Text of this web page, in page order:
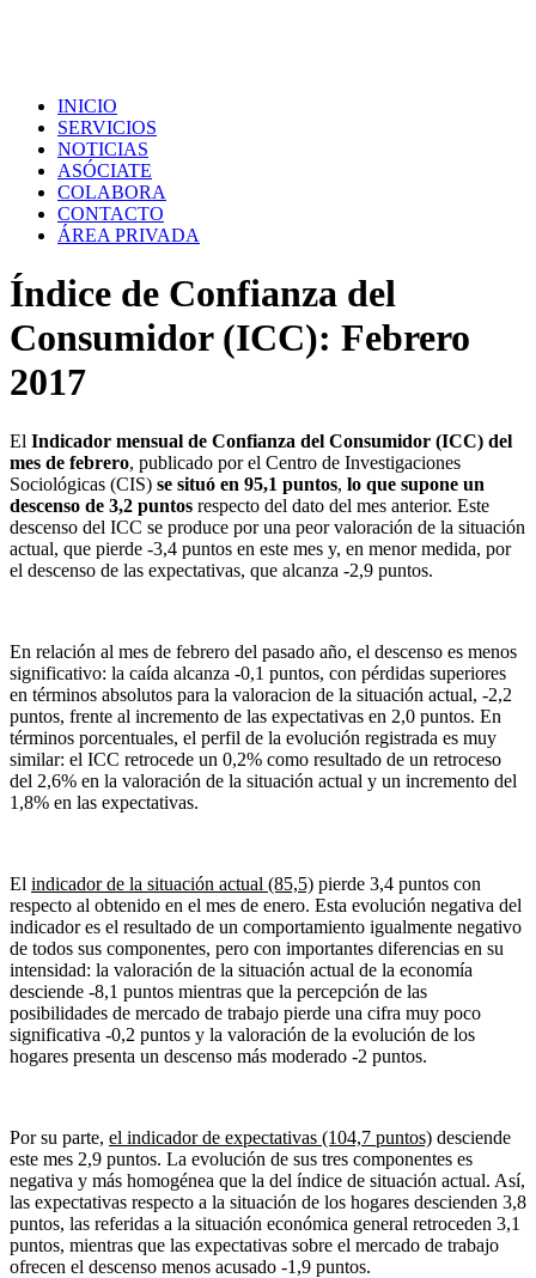
INICIO
SERVICIOS
NOTICIAS
ASÓCIATE
COLABORA
CONTACTO
ÁREA PRIVADA
Índice de Confianza del
Consumidor (ICC): Febrero
2017
El Indicador mensual de Confianza del Consumidor (ICC) del
mes de febrero, publicado por el Centro de Investigaciones
Sociológicas (CIS) se situó en 95,1 puntos, lo que supone un
descenso de 3,2 puntos respecto del dato del mes anterior. Este
descenso del ICC se produce por una peor valoración de la situación
actual, que pierde -3,4 puntos en este mes y, en menor medida, por
el descenso de las expectativas, que alcanza -2,9 puntos.
En relación al mes de febrero del pasado año, el descenso es menos
significativo: la caída alcanza -0,1 puntos, con pérdidas superiores
en términos absolutos para la valoracion de la situación actual, -2,2
puntos, frente al incremento de las expectativas en 2,0 puntos. En
términos porcentuales, el perfil de la evolución registrada es muy
similar: el ICC retrocede un 0,2% como resultado de un retroceso
del 2,6% en la valoración de la situación actual y un incremento del
1,8% en las expectativas.
El indicador de la situación actual (85,5) pierde 3,4 puntos con
respecto al obtenido en el mes de enero. Esta evolución negativa del
indicador es el resultado de un comportamiento igualmente negativo
de todos sus componentes, pero con importantes diferencias en su
intensidad: la valoración de la situación actual de la economía
desciende -8,1 puntos mientras que la percepción de las
posibilidades de mercado de trabajo pierde una cifra muy poco
significativa -0,2 puntos y la valoración de la evolución de los
hogares presenta un descenso más moderado -2 puntos.
Por su parte, el indicador de expectativas (104,7 puntos) desciende
este mes 2,9 puntos. La evolución de sus tres componentes es
negativa y más homogénea que la del índice de situación actual. Así,
las expectativas respecto a la situación de los hogares descienden 3,8
puntos, las referidas a la situación económica general retroceden 3,1
puntos, mientras que las expectativas sobre el mercado de trabajo
ofrecen el descenso menos acusado -1,9 puntos.